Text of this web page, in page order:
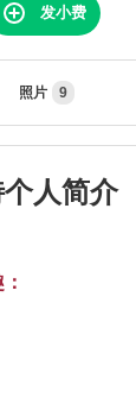
发小费
照片 9
人简介